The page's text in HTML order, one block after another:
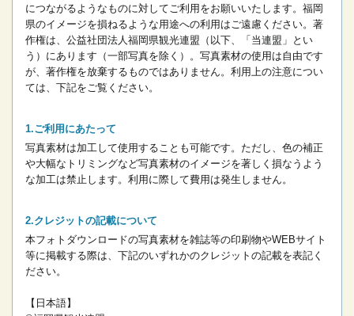
につながるようなものに対してご利用をお願いいたします。 福岡
県のイメージを損ねるような用途への利用はご遠慮ください。 著
作権は、公益社団法人福岡県観光連盟（以下、「当連盟」とい
う）にあります（一部写真を除く）。写真素材の使用は自由です
が、著作権を放棄するものではありません。 利用上の注意につい
ては、下記をご覧ください。
ご利用にあたって
写真素材は加工して使用することも可能です。ただし、色の補正
や大幅なトリミングなど写真素材のイメージを著しく損なうよう
な加工は禁止します。 利用に際して費用は発生しません。
クレジットの記載について
本フォトダウンロードの写真素材を雑誌等の印刷物やWEBサイト
等に掲載する際は、下記のいずれかのクレジットの記載を表記く
ださい。
【日本語】